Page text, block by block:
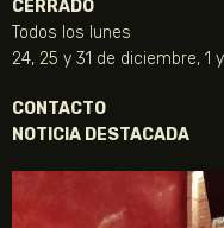
CERRADO
Todos los lunes
24, 25 y 31 de diciembre, 1
CONTACTO
NOTICIA DESTACADA